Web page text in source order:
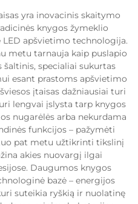
yra inovacinis skaitymo
knygos žymeklio
apšvietimo technologija.
metu tarnauja kaip puslapio
specialiai sukurtas
esant prastoms apšvietimo
įtaisas dažniausiai turi
lengvai įslysta tarp knygos
nugarėlės arba nekurdama
funkcijos – pažymėti
pat metu užtikrinti tikslinį
akies nuovargį ilgai
Daugumos knygos
bazė – energijos
suteikia ryškią ir nuolatinę